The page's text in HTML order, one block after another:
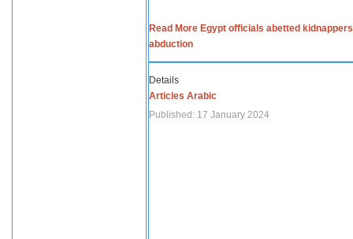
Read More Egypt officials abetted
abduction
Details
Articles Arabic
Published: 17 January 2024